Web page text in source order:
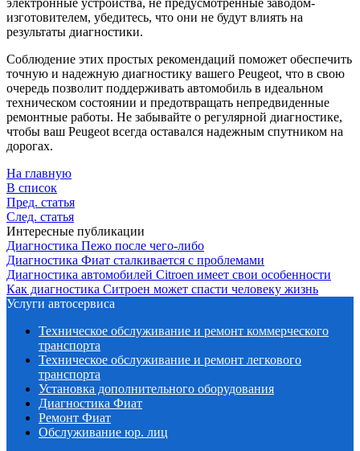
изготовителем, убедитесь, что они не будут влиять на
результаты диагностики.
Соблюдение этих простых рекомендаций поможет обеспечить
точную и надежную диагностику вашего Peugeot, что в свою
очередь позволит поддерживать автомобиль в идеальном
техническом состоянии и предотвращать непредвиденные
ремонтные работы. Не забывайте о регулярной диагностике,
чтобы ваш Peugeot всегда оставался надежным спутником на
дорогах.
На главную
В список
Пред. статья
След. статья
Интересные публикации
Диагностика Пежо после чего-либо
Диагностика Фиат сталкивается с проблемами
Диагностика автомобилей Citroen имеет свои особенности
Как диагностика Ситроен может спасти человеку жизнь
Услуги автосервиса
Техническое обcлуживание и ремонт коммерческого
транспорта
Техническое обcлуживание и ремонт легкового
транспорта
Установка дополнительного оборудования
Диагностика Фиат
Ремонт Фиат
Обслуживание юр. лиц